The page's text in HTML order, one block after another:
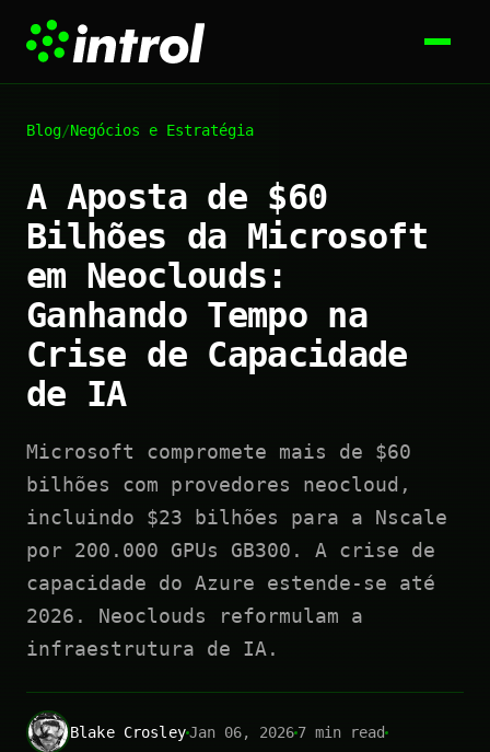
Blog/Negócios e Estratégia
A Aposta de $60
Bilhões da Microsoft
em Neoclouds:
Ganhando Tempo na
Crise de Capacidade
de IA
Microsoft compromete mais de $60
bilhões com provedores neocloud,
incluindo $23 bilhões para a Nscale
por 200.000 GPUs GB300. A crise de
capacidade do Azure estende-se até
2026. Neoclouds reformulam a
infraestrutura de IA.
Blake CrosleyJan 06, 20267 min read